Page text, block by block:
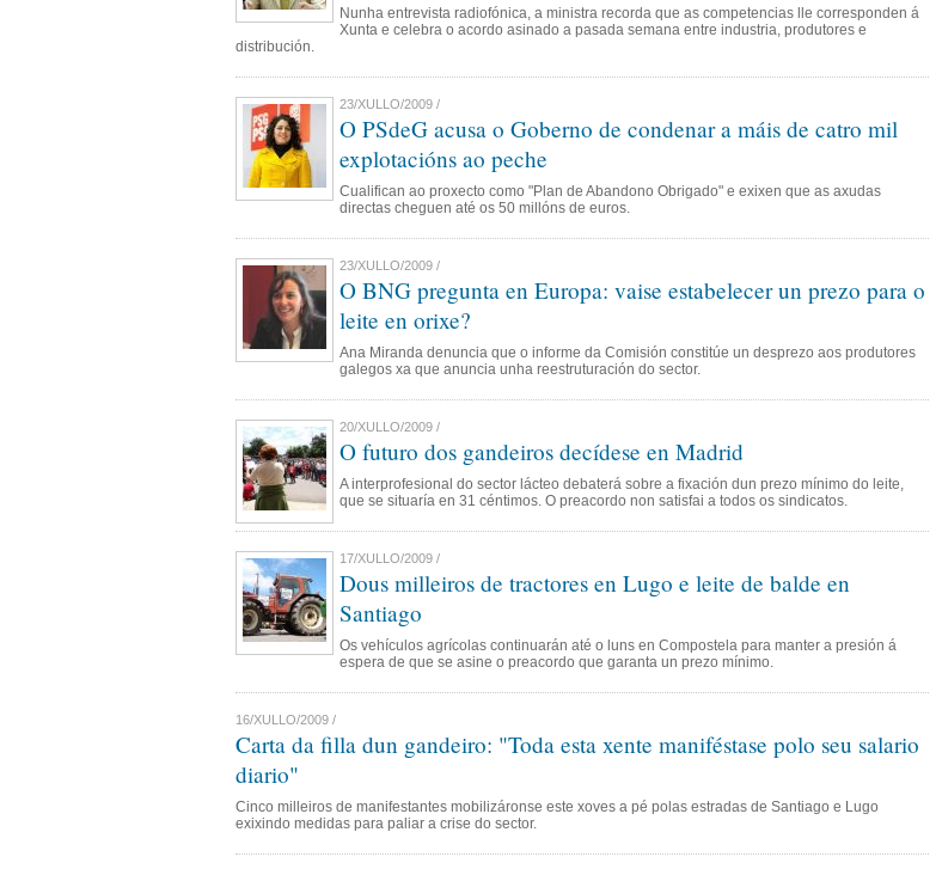
Nunha entrevista radiofónica, a ministra recorda que as competencias lle corresponden á
Xunta e celebra o acordo asinado a pasada semana entre industria, produtores e
distribución.
23/XULLO/2009 /
O PSdeG acusa o Goberno de condenar a máis de catro mil
explotacións ao peche
Cualifican ao proxecto como "Plan de Abandono Obrigado" e exixen que as axudas
directas cheguen até os 50 millóns de euros.
23/XULLO/2009 /
O BNG pregunta en Europa: vaise estabelecer un prezo para o
leite en orixe?
Ana Miranda denuncia que o informe da Comisión constitúe un desprezo aos produtores
galegos xa que anuncia unha reestruturación do sector.
20/XULLO/2009 /
O futuro dos gandeiros decídese en Madrid
A interprofesional do sector lácteo debaterá sobre a fixación dun prezo mínimo do leite,
que se situaría en 31 céntimos. O preacordo non satisfai a todos os sindicatos.
17/XULLO/2009 /
Dous milleiros de tractores en Lugo e leite de balde en
Santiago
Os vehículos agrícolas continuarán até o luns en Compostela para manter a presión á
espera de que se asine o preacordo que garanta un prezo mínimo.
16/XULLO/2009 /
Carta da filla dun gandeiro: "Toda esta xente maniféstase polo seu salario
diario"
Cinco milleiros de manifestantes mobilizáronse este xoves a pé polas estradas de Santiago e Lugo
exixindo medidas para paliar a crise do sector.